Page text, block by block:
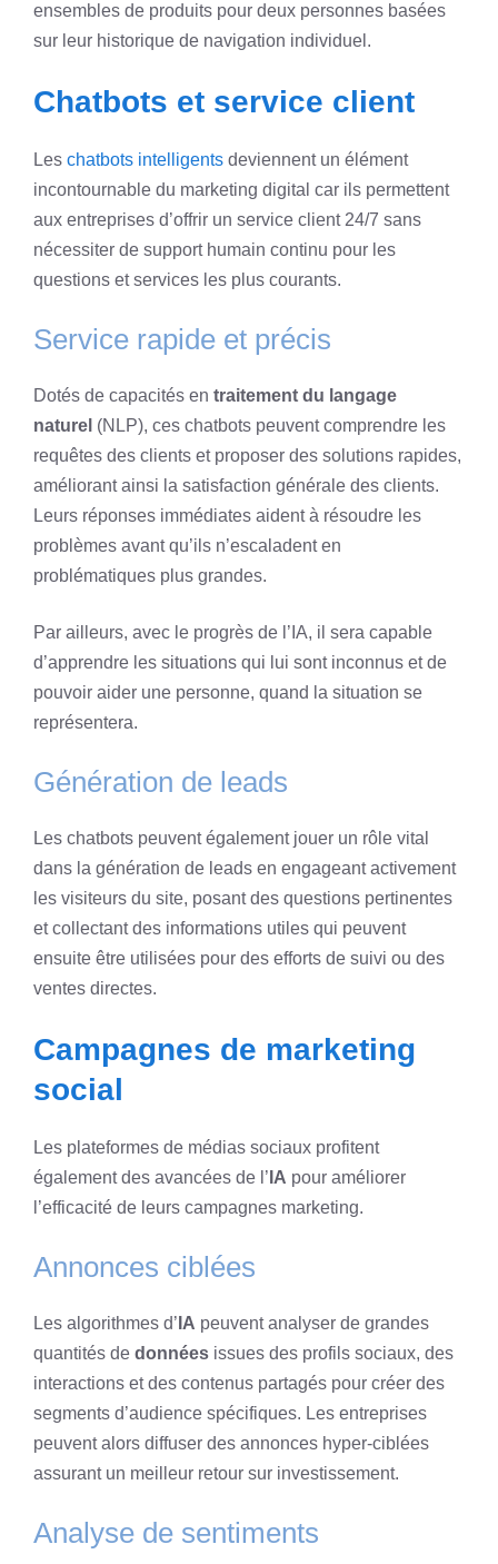
ensembles de produits pour deux personnes basées
sur leur historique de navigation individuel.
Chatbots et service client
Les chatbots intelligents deviennent un élément
incontournable du marketing digital car ils permettent
aux entreprises d’offrir un service client 24/7 sans
nécessiter de support humain continu pour les
questions et services les plus courants.
Service rapide et précis
Dotés de capacités en traitement du langage
naturel (NLP), ces chatbots peuvent comprendre les
requêtes des clients et proposer des solutions rapides,
améliorant ainsi la satisfaction générale des clients.
Leurs réponses immédiates aident à résoudre les
problèmes avant qu’ils n’escaladent en
problématiques plus grandes.
Par ailleurs, avec le progrès de l’IA, il sera capable
d’apprendre les situations qui lui sont inconnus et de
pouvoir aider une personne, quand la situation se
représentera.
Génération de leads
Les chatbots peuvent également jouer un rôle vital
dans la génération de leads en engageant activement
les visiteurs du site, posant des questions pertinentes
et collectant des informations utiles qui peuvent
ensuite être utilisées pour des efforts de suivi ou des
ventes directes.
Campagnes de marketing
social
Les plateformes de médias sociaux profitent
également des avancées de l’ IA pour améliorer
l’efficacité de leurs campagnes marketing.
Annonces ciblées
Les algorithmes d’ IA peuvent analyser de grandes
quantités de données issues des profils sociaux, des
interactions et des contenus partagés pour créer des
segments d’audience spécifiques. Les entreprises
peuvent alors diffuser des annonces hyper-ciblées
assurant un meilleur retour sur investissement.
Analyse de sentiments